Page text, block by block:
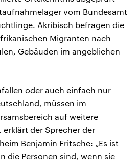
vom Bundesamt
Akribisch befragen die
Migranten nach
Gebäuden im angeblichen
oder auch einfach nur
müssen im
auf weitere
der Sprecher der
Benjamin Fritsche: „Es ist
die Personen sind, wenn sie